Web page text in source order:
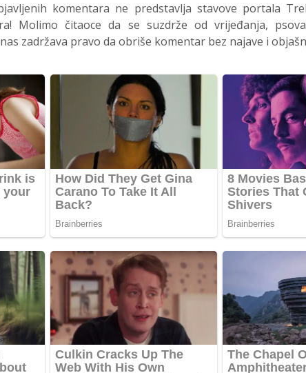
komentara ne predstavlja stavove portala
Molimo čitaoce da se suzdrže od vrijeđanja,
zadržava pravo da obriše komentar bez najave i